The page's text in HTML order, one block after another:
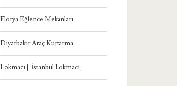
Florya Eğlence Mekanları
Diyarbakır Araç Kurtarma
Lokmacı | İstanbul Lokmacı